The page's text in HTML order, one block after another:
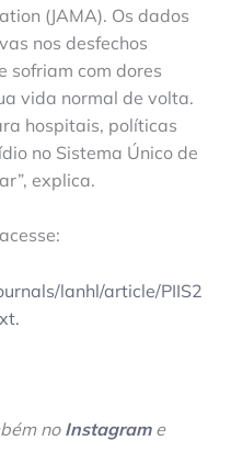
(JAMA). Os dados
nos desfechos
sofriam com dores
vida normal de volta.
hospitais, políticas
no Sistema Único de
explica.
lanhl/article/PIIS2
no Instagrame